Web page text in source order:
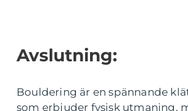
Avslutning:
Bouldering är en spännande
som erbjuder fysisk utmaning,